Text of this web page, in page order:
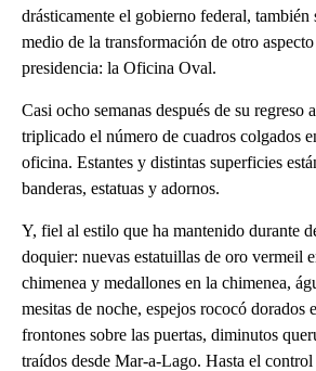
drásticamente el gobierno federal, también
medio de la transformación de otro
presidencia: la Oficina Oval.
Casi ocho semanas después de su regreso
triplicado el número de cuadros colgados
oficina. Estantes y distintas superficies
banderas, estatuas y adornos.
Y, fiel al estilo que ha mantenido durante
doquier: nuevas estatuillas de oro vermeil
chimenea y medallones en la chimenea,
mesitas de noche, espejos rococó dorados
frontones sobre las puertas, diminutos
traídos desde Mar-a-Lago. Hasta el